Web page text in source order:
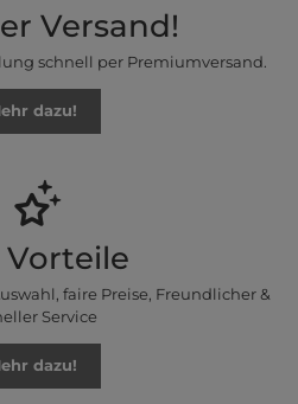
Versand!
schnell per Premiumversand.
dazu!
Vorteile
faire Preise, Freundlicher &
Service
dazu!